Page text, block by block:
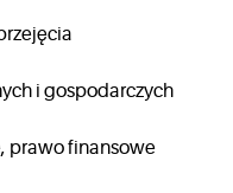
i gospodarczych
prawo finansowe